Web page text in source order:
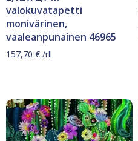
valokuvatapetti
monivärinen,
vaaleanpunainen 46965
157,70 € /rll